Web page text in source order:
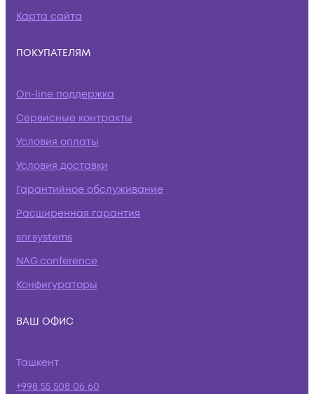
Карта сайта
ПОКУПАТЕЛЯМ
On-line поддержка
Сервисные контракты
Условия оплаты
Условия доставки
Гарантийное обслуживание
Расширенная гарантия
snr.systems
NAG.conference
Конфигураторы
ВАШ ОФИС
Ташкент
+998 55 508 06 60